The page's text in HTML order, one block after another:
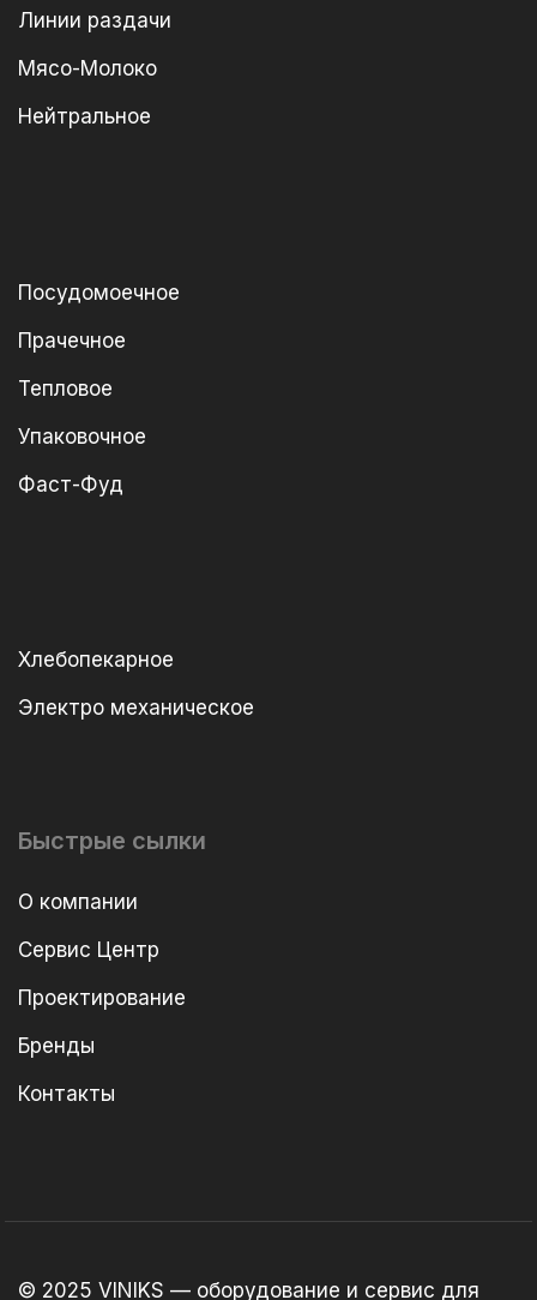
Линии раздачи
Мясо-Молоко
Нейтральное
Посудомоечное
Прачечное
Тепловое
Упаковочное
Фаст-Фуд
Хлебопекарное
Электро механическое
Быстрые сылки
О компании
Сервис Центр
Проектирование
Бренды
Контакты
© 2025 VINIKS — оборудование и сервис для